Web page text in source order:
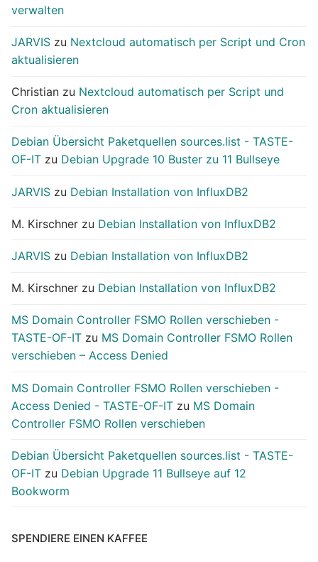
verwalten
JARVIS zu Nextcloud automatisch per Script und Cron
aktualisieren
Christian zu Nextcloud automatisch per Script und
Cron aktualisieren
Debian Übersicht Paketquellen sources.list - TASTE-
OF-IT zu Debian Upgrade 10 Buster zu 11 Bullseye
JARVIS zu Debian Installation von InfluxDB2
M. Kirschner zu Debian Installation von InfluxDB2
JARVIS zu Debian Installation von InfluxDB2
M. Kirschner zu Debian Installation von InfluxDB2
MS Domain Controller FSMO Rollen verschieben -
TASTE-OF-IT zu MS Domain Controller FSMO Rollen
verschieben – Access Denied
MS Domain Controller FSMO Rollen verschieben -
Access Denied - TASTE-OF-IT zu MS Domain
Controller FSMO Rollen verschieben
Debian Übersicht Paketquellen sources.list - TASTE-
OF-IT zu Debian Upgrade 11 Bullseye auf 12
Bookworm
SPENDIERE EINEN KAFFEE